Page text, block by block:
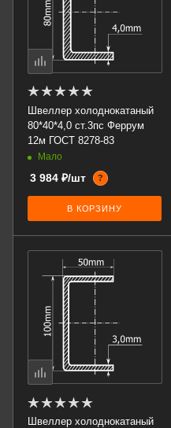
Швеллер холоднокатаный
80*40*4,0 ст.3пс Феррум
12м ГОСТ 8278-83
Мало
3 984 ₽/шт ?
В КОРЗИНУ
Швеллер холоднокатаный